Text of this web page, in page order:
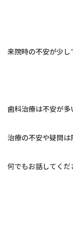
来院時の不安が少
歯科治療は不安が多
治療の不安や疑問
何でもお話してく